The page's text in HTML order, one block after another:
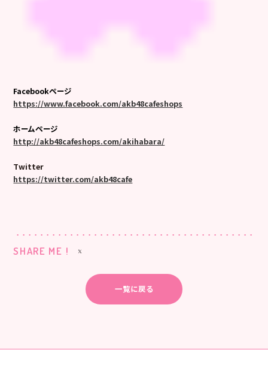
Facebookページ
https://www.facebook.com/akb48cafeshops
ホームページ
http://akb48cafeshops.com/akihabara/
Twitter
https://twitter.com/akb48cafe
SHARE ME !
一覧に戻る